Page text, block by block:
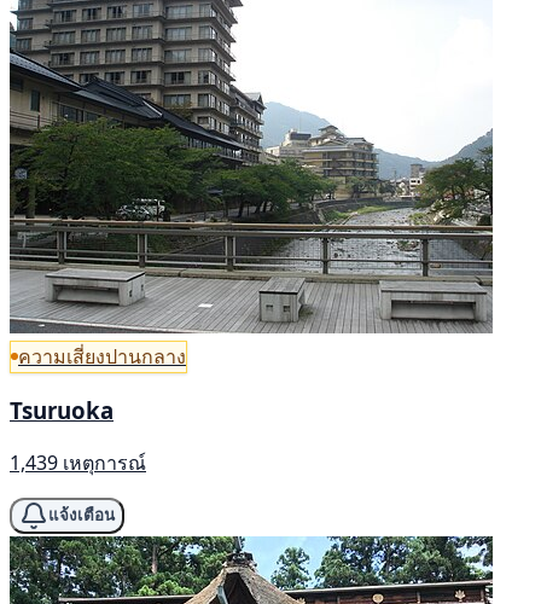
ความเสี่ยงปานกลาง
Tsuruoka
1,439 เหตุการณ์
แจ้งเตือน